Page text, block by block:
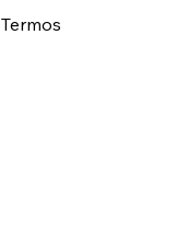
Termos